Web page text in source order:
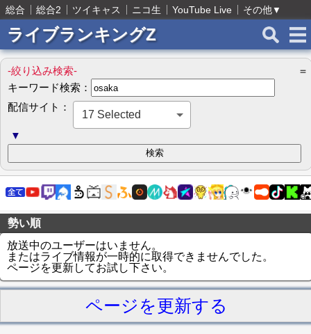
総合 総合2 ツイキャス ニコ生 YouTube Live その他▼
ライブランキングZ
-絞り込み検索-
＝
キーワード検索：
配信サイト：
17 Selected
▼
勢い順
放送中のユーザーはいません。
またはライブ情報が一時的に取得できませんでした。
ページを更新してお試し下さい。
ページを更新する